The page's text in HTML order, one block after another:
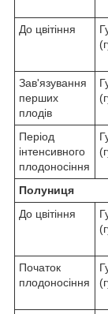
До цвітіння
Зав'язування
перших
плодів
Період
інтенсивного
плодоносіння
Полуниця
До цвітіння
Початок
плодоносіння